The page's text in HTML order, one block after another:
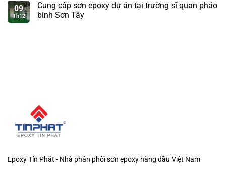
09
Th12
Cung cấp sơn epoxy dự án tại trường sĩ quan pháo
binh Sơn Tây
Epoxy Tín Phát - Nhà phân phối sơn epoxy hàng đầu Việt Nam